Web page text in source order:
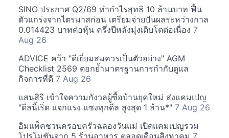
SINO ประกาศ Q2/69 ทำกำไรสุทธิ 10 ล้านบาท ฟื้น
ตัวแกร่งจากไตรมาสก่อน เตรียมจ่ายปันผลระหว่างกาล
0.014423 บาทต่อหุ้น ครึ่งปีหลังมุ่งเติบโตต่อเนื่อง 7
Aug 26
ADVICE คว้า "ดีเยี่ยมสมควรเป็นตัวอย่าง" AGM
Checklist 2569 ตอกย้ำมาตรฐานการกำกับดูแล
กิจการที่ดี 7 Aug 26
แสนสิริ เข้าใจความกังวลผู้ซื้อบ้านยุคใหม่ ส่งแคมเปญ
"ดีลนี้เริ่ด แจกแรง แซงทุกดีล สูงสุด 1 ล้าน*" 7 Aug 26
อิมแพ็คชวนครอบครัวฉลองวันแม่ เปิดแคมเปญรวม
โปรโมชันจาก 5 ร้านอาหาร ตลอดเดือนสิงหาคม 7